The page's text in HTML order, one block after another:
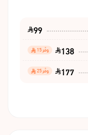
99
138 وفّر 15
177 وفّر 25